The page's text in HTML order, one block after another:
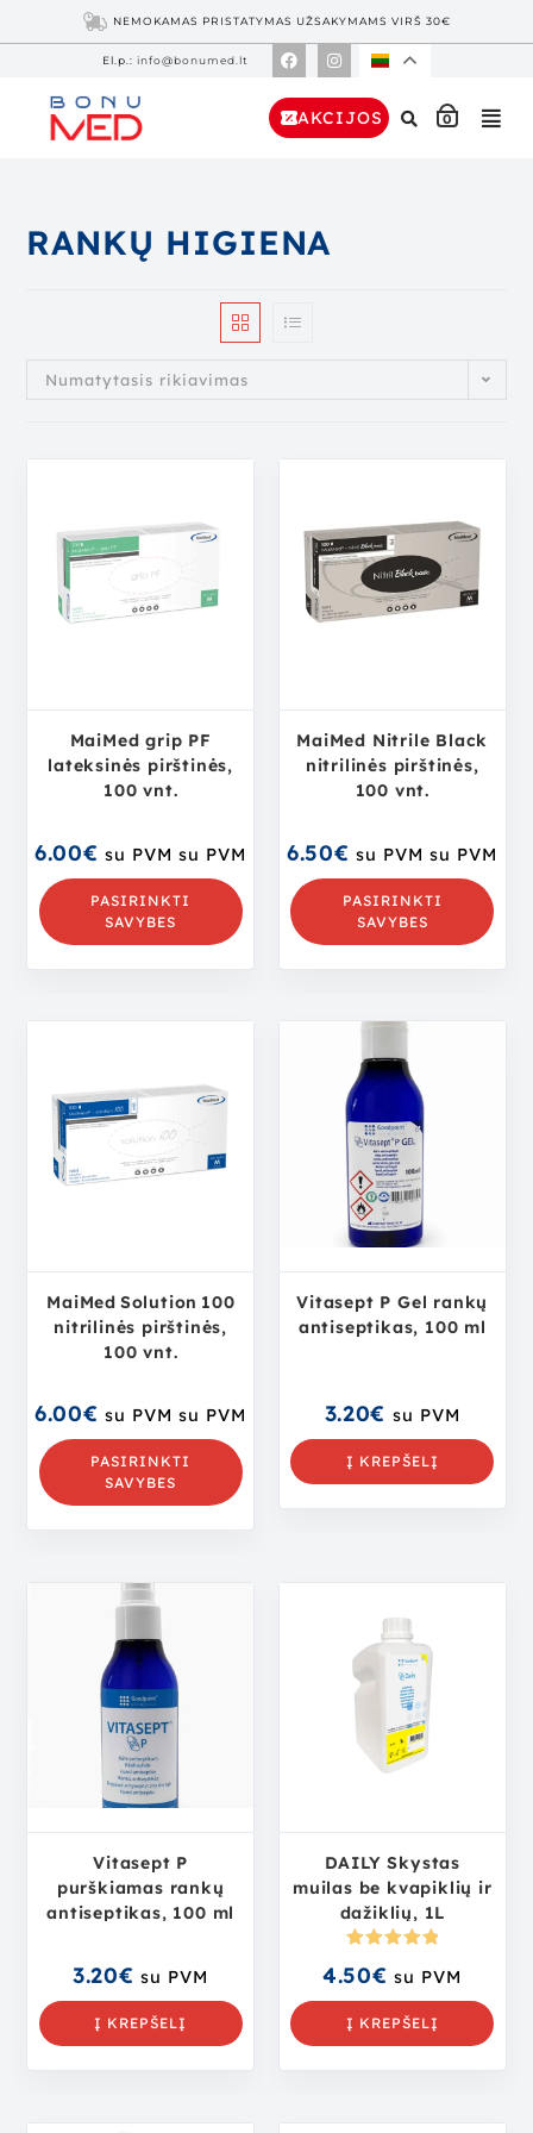
NEMOKAMAS PRISTATYMAS UŽSAKYMAMS VIRŠ 30€
El.p.: info@bonumed.lt
AKCIJOS 0
RANKŲ HIGIENA
Numatytasis rikiavimas
MaiMed grip PF
lateksinės pirštinės,
100 vnt.
6.00€ su PVM su PVM
PASIRINKTI
SAVYBES
MaiMed Nitrile Black
nitrilinės pirštinės,
100 vnt.
6.50€ su PVM su PVM
PASIRINKTI
SAVYBES
MaiMed Solution 100
nitrilinės pirštinės,
100 vnt.
6.00€ su PVM su PVM
PASIRINKTI
SAVYBES
Vitasept P Gel rankų
antiseptikas, 100 ml
3.20€ su PVM
Į KREPŠELĮ
Vitasept P
purškiamas rankų
antiseptikas, 100 ml
3.20€ su PVM
Į KREPŠELĮ
DAILY Skystas
muilas be kvapiklių ir
dažiklių, 1L
s:5.00 iš
5
4.50€ su PVM
Į KREPŠELĮ